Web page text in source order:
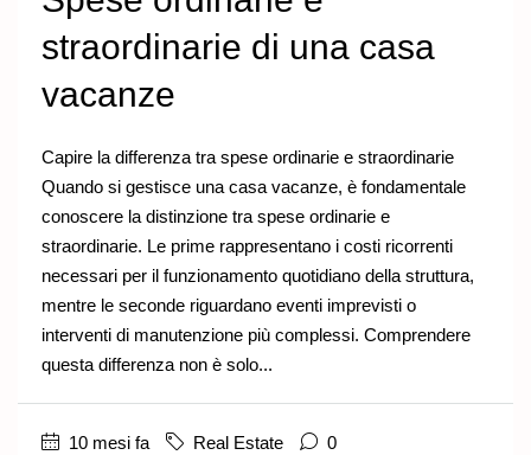
straordinarie di una casa
vacanze
Capire la differenza tra spese ordinarie e straordinarie
Quando si gestisce una casa vacanze, è fondamentale
conoscere la distinzione tra spese ordinarie e
straordinarie. Le prime rappresentano i costi ricorrenti
necessari per il funzionamento quotidiano della struttura,
mentre le seconde riguardano eventi imprevisti o
interventi di manutenzione più complessi. Comprendere
questa differenza non è solo...
10 mesi fa Real Estate 0